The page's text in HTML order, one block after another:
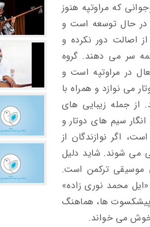
که مراوتپه هنوز
در حال توسعه است و
اصالت دور نکرده و
سر می دهند. گروه
در مراوتپه است و
می نوازد و همراه با
از جمله زیبایی های
سیم های دوتار و
اگر نوازندگان از
می شوند. شاید دلیل
موسیقی ترکمن است.
محمد نوری زاده»
پیشکسوت ها، هماهنگ
خوش می خواند.